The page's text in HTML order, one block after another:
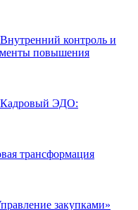
контроль и
повышения
ЭДО:
трансформация
закупками»